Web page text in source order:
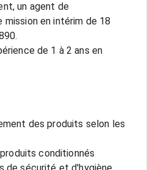
un agent de
en intérim de 18
de 1 à 2 ans en
des produits selon les
conditionnés